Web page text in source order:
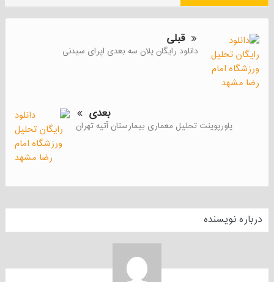
قبلی
دانلود رایگان پلان سه بعدی اپرای سیدنی
بعدی
پاورپوینت تحلیل معماری بیمارستان آتیه تهران
درباره نویسنده